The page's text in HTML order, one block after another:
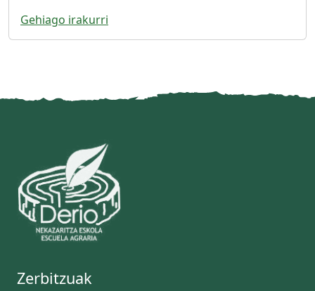
Gehiago irakurri
Zerbitzuak